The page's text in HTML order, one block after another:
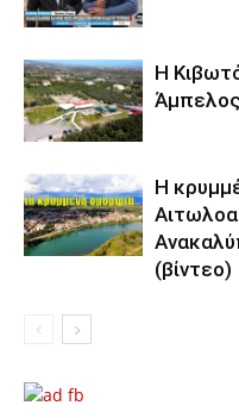
Η
Η
(βίντεο)